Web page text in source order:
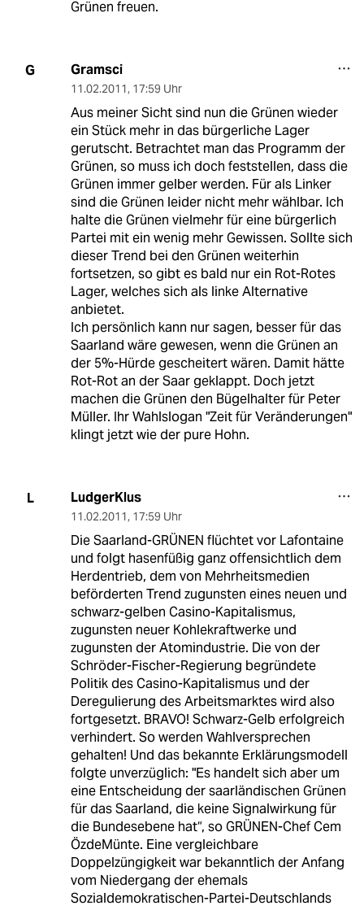
Grünen freuen.
G Gramsci
11.02.2011, 17:59 Uhr
Aus meiner Sicht sind nun die Grünen wieder
ein Stück mehr in das bürgerliche Lager
gerutscht. Betrachtet man das Programm der
Grünen, so muss ich doch feststellen, dass die
Grünen immer gelber werden. Für als Linker
sind die Grünen leider nicht mehr wählbar. Ich
halte die Grünen vielmehr für eine bürgerlich
Partei mit ein wenig mehr Gewissen. Sollte sich
dieser Trend bei den Grünen weiterhin
fortsetzen, so gibt es bald nur ein Rot-Rotes
Lager, welches sich als linke Alternative
anbietet.
Ich persönlich kann nur sagen, besser für das
Saarland wäre gewesen, wenn die Grünen an
der 5%-Hürde gescheitert wären. Damit hätte
Rot-Rot an der Saar geklappt. Doch jetzt
machen die Grünen den Bügelhalter für Peter
Müller. Ihr Wahlslogan "Zeit für Veränderungen"
klingt jetzt wie der pure Hohn.
L LudgerKlus
11.02.2011, 17:59 Uhr
Die Saarland-GRÜNEN flüchtet vor Lafontaine
und folgt hasenfüßig ganz offensichtlich dem
Herdentrieb, dem von Mehrheitsmedien
beförderten Trend zugunsten eines neuen und
schwarz-gelben Casino-Kapitalismus,
zugunsten neuer Kohlekraftwerke und
zugunsten der Atomindustrie. Die von der
Schröder-Fischer-Regierung begründete
Politik des Casino-Kapitalismus und der
Deregulierung des Arbeitsmarktes wird also
fortgesetzt. BRAVO! Schwarz-Gelb erfolgreich
verhindert. So werden Wahlversprechen
gehalten! Und das bekannte Erklärungsmodell
folgte unverzüglich: "Es handelt sich aber um
eine Entscheidung der saarländischen Grünen
für das Saarland, die keine Signalwirkung für
die Bundesebene hat“, so GRÜNEN-Chef Cem
ÖzdeMünte. Eine vergleichbare
Doppelzüngigkeit war bekanntlich der Anfang
vom Niedergang der ehemals
Sozialdemokratischen-Partei-Deutschlands